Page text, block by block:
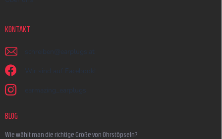
KONTAKT
schreiben @ earplugs.at
Wir sind auf Facebook!
earmazing_earplugs
BLOG
Wie wählt man die richtige Größe von Ohrstöpseln?